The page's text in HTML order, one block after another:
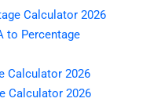
Calculator 2026
to Percentage
Calculator 2026
Calculator 2026